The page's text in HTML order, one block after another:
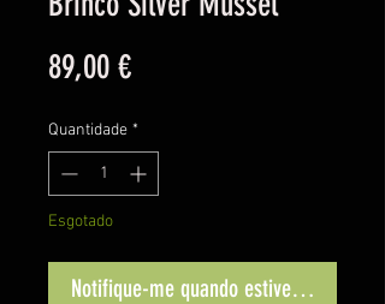
89,00 €Preço
Quantidade *
Esgotado
Notifique-me quando estiver disponível